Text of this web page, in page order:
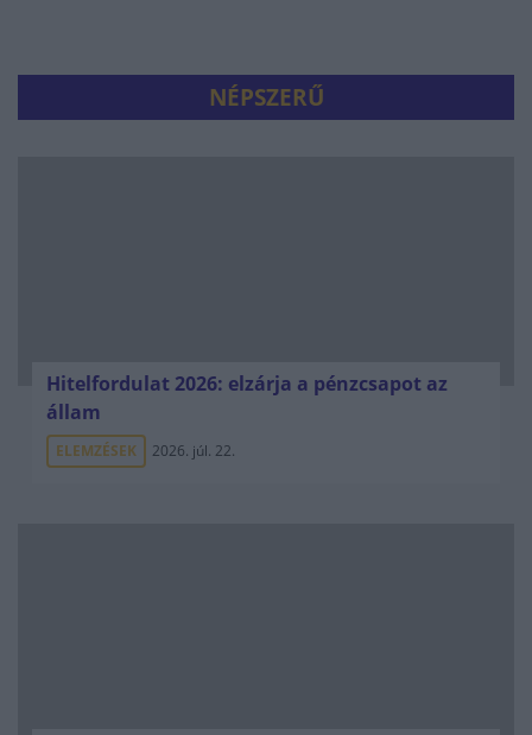
NÉPSZERŰ
Hitelfordulat 2026: elzárja a pénzcsapot az
állam
ELEMZÉSEK 2026. júl. 22.